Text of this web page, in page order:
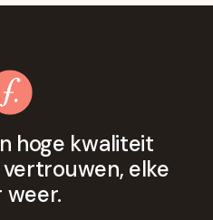
hoge kwaliteit
elke
weer.